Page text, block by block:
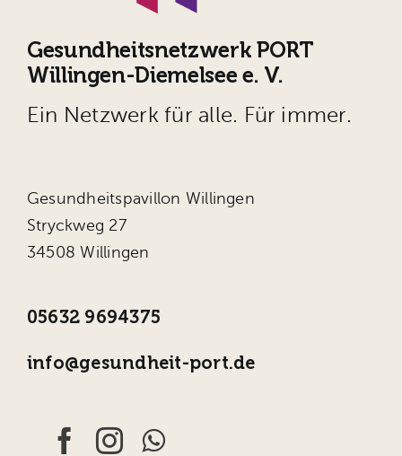
Gesundheitsnetzwerk PORT
Willingen-Diemelsee e. V.
Ein Netzwerk für alle. Für immer.
Gesundheitspavillon Willingen
Stryckweg 27
34508 Willingen
05632 9694375
info@gesundheit-port.de